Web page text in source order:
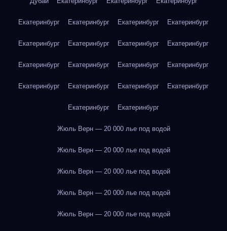
Екатеринбург Екатеринбург Екатеринбург Екатеринбург
Екатеринбург Екатеринбург Екатеринбург Екатеринбург
Екатеринбург Екатеринбург Екатеринбург Екатеринбург
Екатеринбург Екатеринбург Екатеринбург Екатеринбург
Екатеринбург Екатеринбург
Жюль Верн — 20 000 лье под водой
Жюль Верн — 20 000 лье под водой
Жюль Верн — 20 000 лье под водой
Жюль Верн — 20 000 лье под водой
Жюль Верн — 20 000 лье под водой